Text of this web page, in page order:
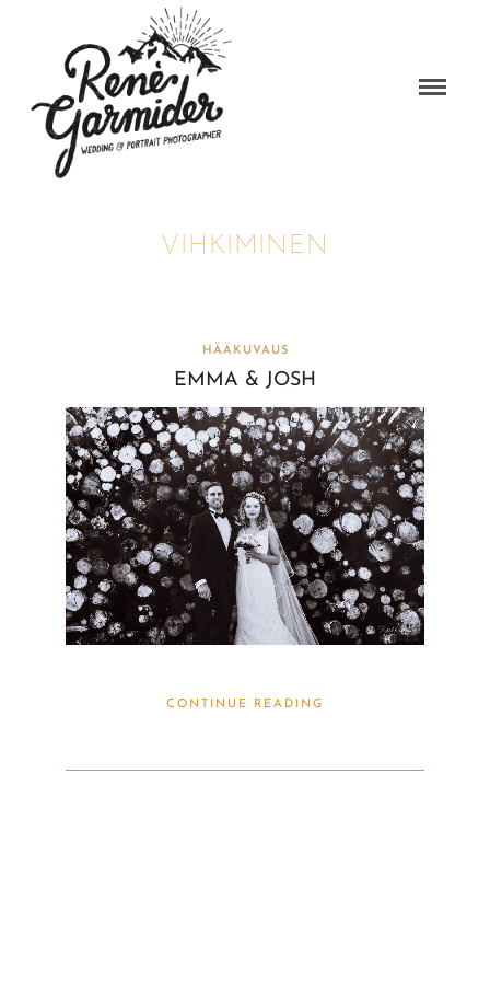
VIHKIMINEN
HÄÄKUVAUS
EMMA & JOSH
CONTINUE READING